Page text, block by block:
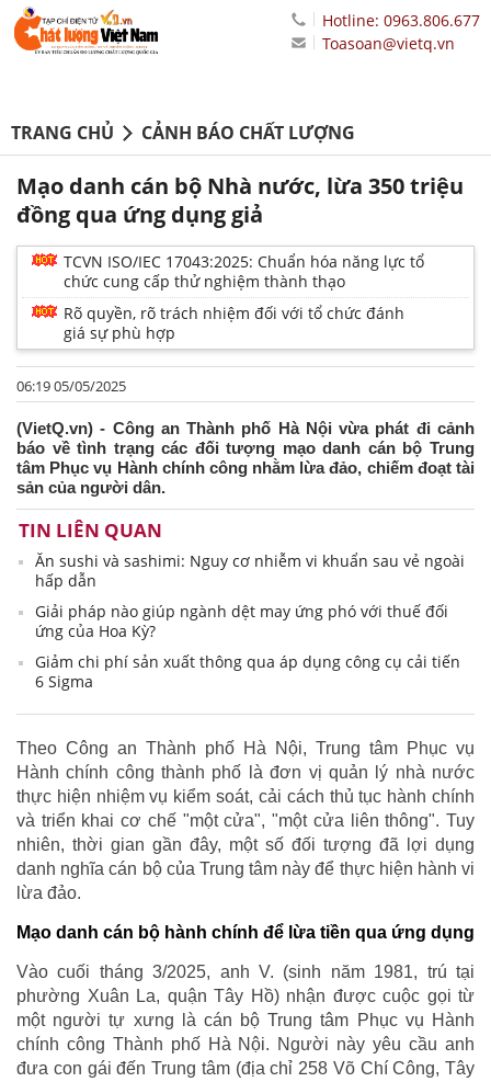
Hotline: 0963.806.677
Toasoan@vietq.vn
TRANG CHỦ CẢNH BÁO CHẤT LƯỢNG
Mạo danh cán bộ Nhà nước, lừa 350 triệu
đồng qua ứng dụng giả
TCVN ISO/IEC 17043:2025: Chuẩn hóa năng lực tổ
chức cung cấp thử nghiệm thành thạo
Rõ quyền, rõ trách nhiệm đối với tổ chức đánh
giá sự phù hợp
06:19 05/05/2025
(VietQ.vn) - Công an Thành phố Hà Nội vừa phát đi cảnh
báo về tình trạng các đối tượng mạo danh cán bộ Trung
tâm Phục vụ Hành chính công nhằm lừa đảo, chiếm đoạt tài
sản của người dân.
TIN LIÊN QUAN
Ăn sushi và sashimi: Nguy cơ nhiễm vi khuẩn sau vẻ ngoài
hấp dẫn
Giải pháp nào giúp ngành dệt may ứng phó với thuế đối
ứng của Hoa Kỳ?
Giảm chi phí sản xuất thông qua áp dụng công cụ cải tiến
6 Sigma
Theo Công an Thành phố Hà Nội, Trung tâm Phục vụ
Hành chính công thành phố là đơn vị quản lý nhà nước
thực hiện nhiệm vụ kiểm soát, cải cách thủ tục hành chính
và triển khai cơ chế "một cửa", "một cửa liên thông". Tuy
nhiên, thời gian gần đây, một số đối tượng đã lợi dụng
danh nghĩa cán bộ của Trung tâm này để thực hiện hành vi
lừa đảo.
Mạo danh cán bộ hành chính để lừa tiền qua ứng dụng
Vào cuối tháng 3/2025, anh V. (sinh năm 1981, trú tại
phường Xuân La, quận Tây Hồ) nhận được cuộc gọi từ
một người tự xưng là cán bộ Trung tâm Phục vụ Hành
chính công Thành phố Hà Nội. Người này yêu cầu anh
đưa con gái đến Trung tâm (địa chỉ 258 Võ Chí Công, Tây